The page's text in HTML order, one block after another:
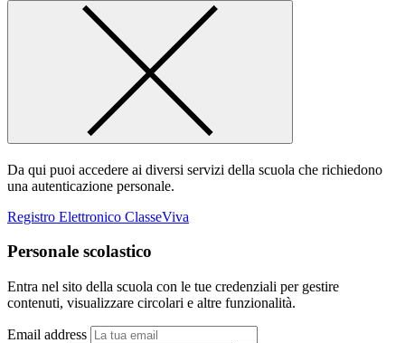
Da qui puoi accedere ai diversi servizi della scuola che richiedono
una autenticazione personale.
Registro Elettronico ClasseViva
Personale scolastico
Entra nel sito della scuola con le tue credenziali per gestire
contenuti, visualizzare circolari e altre funzionalità.
Email address